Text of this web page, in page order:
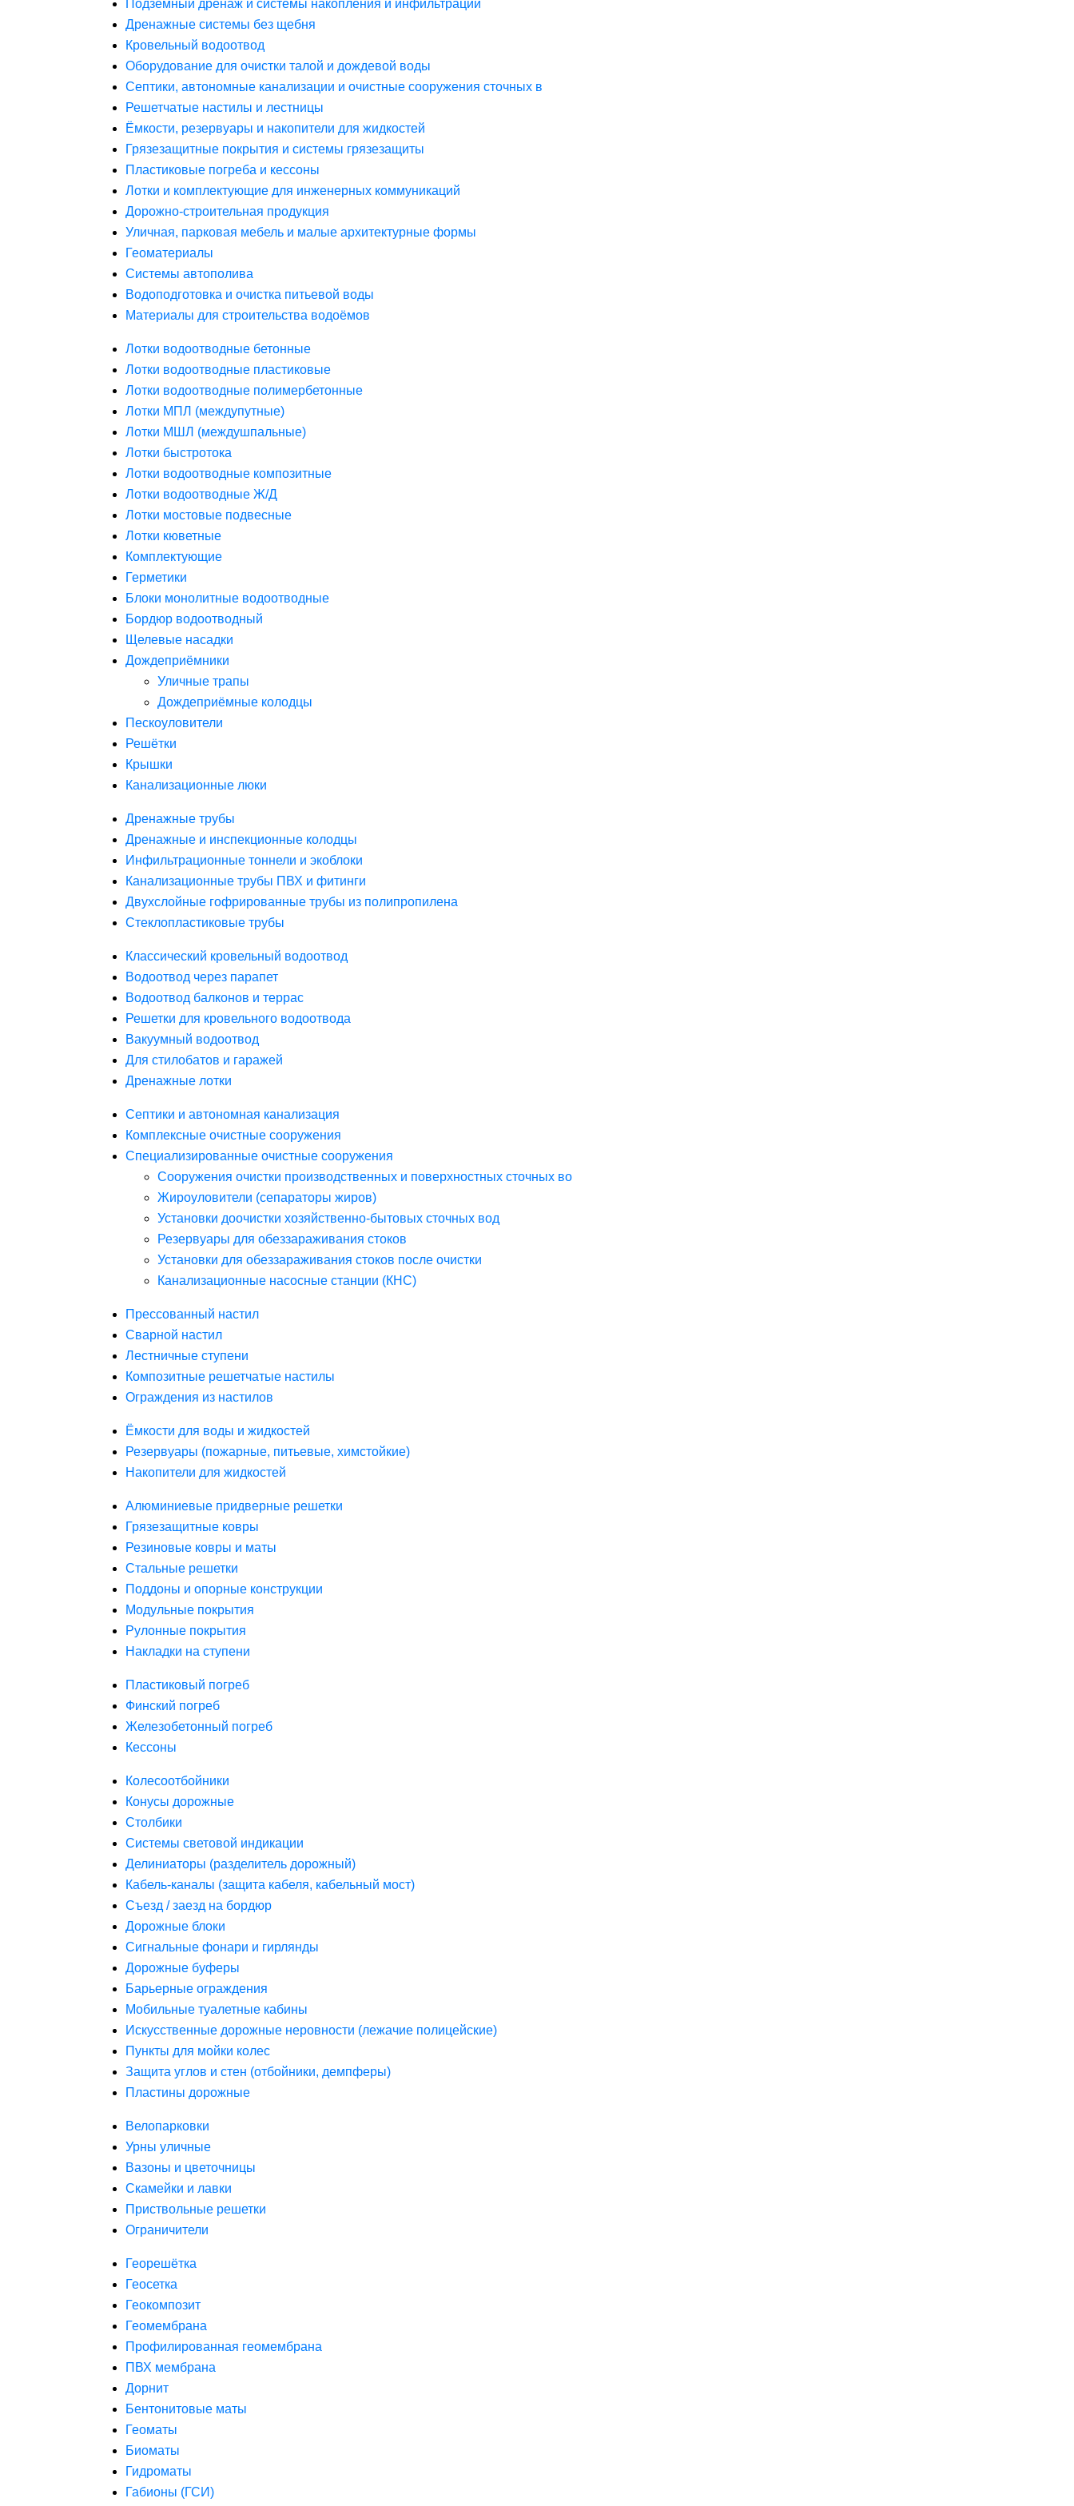
Подземный дренаж и системы накопления и инфильтрации
Дренажные системы без щебня
Кровельный водоотвод
Оборудование для очистки талой и дождевой воды
Септики, автономные канализации и очистные сооружения сточных в
Решетчатые настилы и лестницы
Ёмкости, резервуары и накопители для жидкостей
Грязезащитные покрытия и системы грязезащиты
Пластиковые погреба и кессоны
Лотки и комплектующие для инженерных коммуникаций
Дорожно-строительная продукция
Уличная, парковая мебель и малые архитектурные формы
Геоматериалы
Системы автополива
Водоподготовка и очистка питьевой воды
Материалы для строительства водоёмов
Лотки водоотводные бетонные
Лотки водоотводные пластиковые
Лотки водоотводные полимербетонные
Лотки МПЛ (междупутные)
Лотки МШЛ (междушпальные)
Лотки быстротока
Лотки водоотводные композитные
Лотки водоотводные Ж/Д
Лотки мостовые подвесные
Лотки кюветные
Комплектующие
Герметики
Блоки монолитные водоотводные
Бордюр водоотводный
Щелевые насадки
Дождеприёмники
Уличные трапы
Дождеприёмные колодцы
Пескоуловители
Решётки
Крышки
Канализационные люки
Дренажные трубы
Дренажные и инспекционные колодцы
Инфильтрационные тоннели и экоблоки
Канализационные трубы ПВХ и фитинги
Двухслойные гофрированные трубы из полипропилена
Стеклопластиковые трубы
Классический кровельный водоотвод
Водоотвод через парапет
Водоотвод балконов и террас
Решетки для кровельного водоотвода
Вакуумный водоотвод
Для стилобатов и гаражей
Дренажные лотки
Септики и автономная канализация
Комплексные очистные сооружения
Специализированные очистные сооружения
Сооружения очистки производственных и поверхностных сточных во
Жироуловители (сепараторы жиров)
Установки доочистки хозяйственно-бытовых сточных вод
Резервуары для обеззараживания стоков
Установки для обеззараживания стоков после очистки
Канализационные насосные станции (КНС)
Прессованный настил
Сварной настил
Лестничные ступени
Композитные решетчатые настилы
Ограждения из настилов
Ёмкости для воды и жидкостей
Резервуары (пожарные, питьевые, химстойкие)
Накопители для жидкостей
Алюминиевые придверные решетки
Грязезащитные ковры
Резиновые ковры и маты
Стальные решетки
Поддоны и опорные конструкции
Модульные покрытия
Рулонные покрытия
Накладки на ступени
Пластиковый погреб
Финский погреб
Железобетонный погреб
Кессоны
Колесоотбойники
Конусы дорожные
Столбики
Системы световой индикации
Делиниаторы (разделитель дорожный)
Кабель-каналы (защита кабеля, кабельный мост)
Съезд / заезд на бордюр
Дорожные блоки
Сигнальные фонари и гирлянды
Дорожные буферы
Барьерные ограждения
Мобильные туалетные кабины
Искусственные дорожные неровности (лежачие полицейские)
Пункты для мойки колес
Защита углов и стен (отбойники, демпферы)
Пластины дорожные
Велопарковки
Урны уличные
Вазоны и цветочницы
Скамейки и лавки
Приствольные решетки
Ограничители
Георешётка
Геосетка
Геокомпозит
Геомембрана
Профилированная геомембрана
ПВХ мембрана
Дорнит
Бентонитовые маты
Геоматы
Биоматы
Гидроматы
Габионы (ГСИ)